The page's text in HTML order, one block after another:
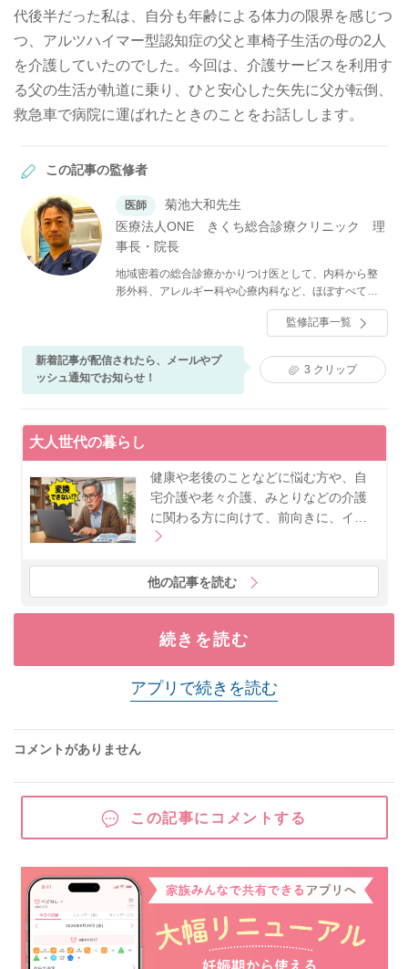
代後半だった私は、自分も年齢による体力の限界を感じつ
つ、アルツハイマー型認知症の父と車椅子生活の母の2人
を介護していたのでした。今回は、介護サービスを利用す
る父の生活が軌道に乗り、ひと安心した矢先に父が転倒、
救急車で病院に運ばれたときのことをお話しします。
この記事の監修者
医師
菊池大和先生
医療法人ONE きくち総合診療クリニック 理
事長・院長
地域密着の総合診療かかりつけ医として、内科から整
形外科、アレルギー科や心療内科など、ほぼすべての
診療科目を扱っている。日本の医療体制や課題につい
ての書籍出版もしており、地上波メディアにも出演
中。
監修記事一覧
新着記事が配信されたら、メールやプ
ッシュ通知でお知らせ！
3 クリップ
大人世代の暮らし
健康や老後のことなどに悩む方や、自
宅介護や老々介護、みとりなどの介護
に関わる方に向けて、前向きに、イ…
他の記事を読む
続きを読む
アプリで続きを読む
コメントがありません
この記事にコメントする